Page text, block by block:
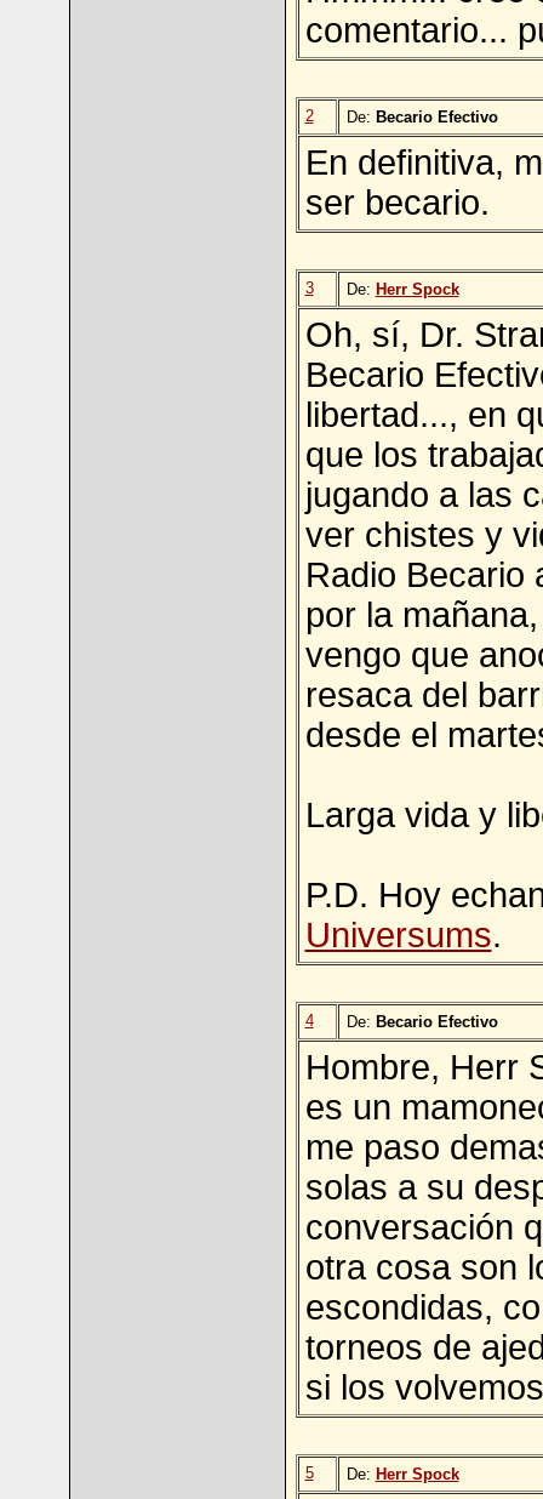
comentario...
2 De: Becario Efectivo
En definitiva,
ser becario.
3 De: Herr Spock
Oh, sí, Dr.
Becario
libertad..., en
que los
jugando a las
ver chistes y
Radio Becario
por la
vengo que
resaca del
desde el
Larga vida y
P.D. Hoy
Universums.
4 De: Becario Efectivo
Hombre, Herr
es un
me paso
solas a su
conversación
otra cosa son
escondidas,
torneos de
si los
5 De: Herr Spock